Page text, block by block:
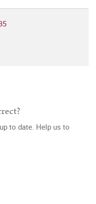
to date. Help us to